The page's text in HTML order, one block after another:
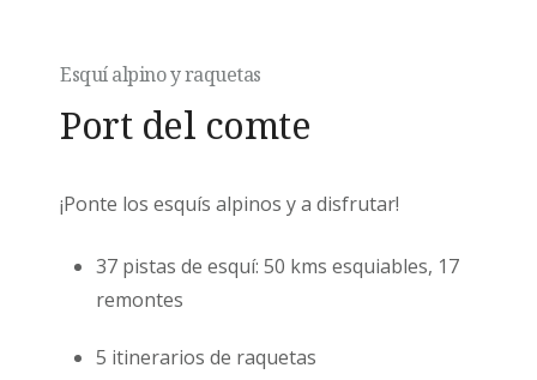
Esquí alpino y raquetas
Port del comte
¡Ponte los esquís alpinos y a disfrutar!
37 pistas de esquí: 50 kms esquiables, 17
remontes
5 itinerarios de raquetas